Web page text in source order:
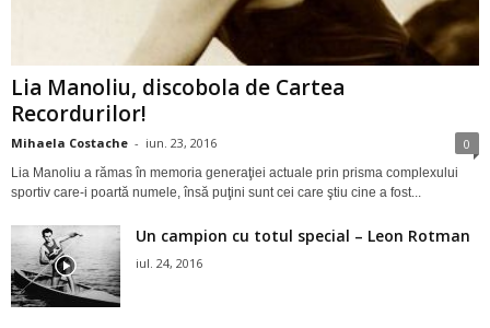
Lia Manoliu, discobola de Cartea
Recordurilor!
Mihaela Costache - iun. 23, 2016 0
Lia Manoliu a rămas în memoria generaţiei actuale prin prisma complexului
sportiv care-i poartă numele, însă puţini sunt cei care ştiu cine a fost...
Un campion cu totul special – Leon Rotman
iul. 24, 2016